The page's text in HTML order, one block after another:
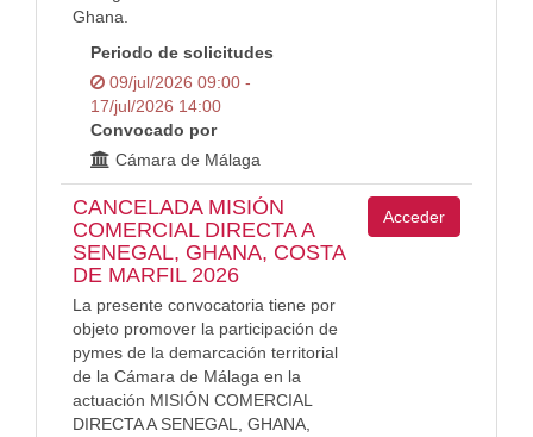
Ghana.
Periodo de solicitudes
09/jul/2026 09:00 -
17/jul/2026 14:00
Convocado por
Cámara de Málaga
CANCELADA MISIÓN
COMERCIAL DIRECTA A
SENEGAL, GHANA, COSTA
DE MARFIL 2026
La presente convocatoria tiene por
objeto promover la participación de
pymes de la demarcación territorial
de la Cámara de Málaga en la
actuación MISIÓN COMERCIAL
DIRECTA A SENEGAL, GHANA,
Acceder